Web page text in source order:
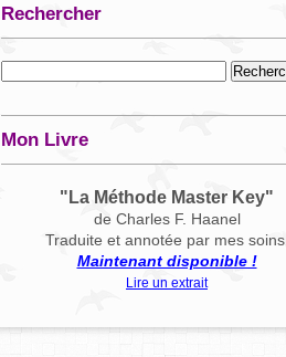
Rechercher
Mon Livre
"La Méthode Master Key"
de Charles F. Haanel
Traduite et annotée par mes soins.
Maintenant disponible !
Lire un extrait